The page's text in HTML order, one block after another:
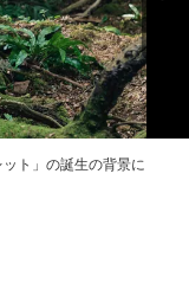
ト」の誕生の背景に